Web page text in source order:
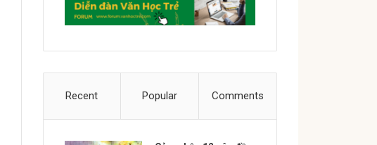
Recent Popular Comments